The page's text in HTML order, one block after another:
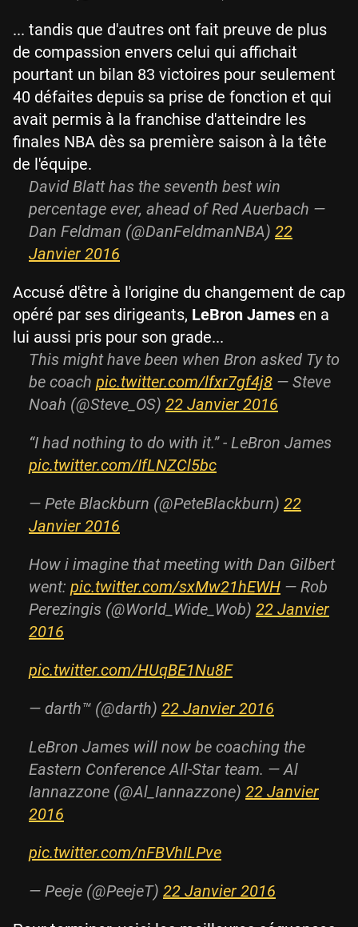
... tandis que d'autres ont fait preuve de plus
de compassion envers celui qui affichait
pourtant un bilan 83 victoires pour seulement
40 défaites depuis sa prise de fonction et qui
avait permis à la franchise d'atteindre les
finales NBA dès sa première saison à la tête
de l'équipe.
David Blatt has the seventh best win
percentage ever, ahead of Red Auerbach —
Dan Feldman (@DanFeldmanNBA) 22
Janvier 2016
Accusé d'être à l'origine du changement de cap
opéré par ses dirigeants, LeBron James en a
lui aussi pris pour son grade...
This might have been when Bron asked Ty to
be coach pic.twitter.com/lfxr7gf4j8 — Steve
Noah (@Steve_OS) 22 Janvier 2016
“I had nothing to do with it.” - LeBron James
pic.twitter.com/IfLNZCl5bc
— Pete Blackburn (@PeteBlackburn) 22
Janvier 2016
How i imagine that meeting with Dan Gilbert
went: pic.twitter.com/sxMw21hEWH — Rob
Perezingis (@World_Wide_Wob) 22 Janvier
2016
pic.twitter.com/HUqBE1Nu8F
— darth™ (@darth) 22 Janvier 2016
LeBron James will now be coaching the
Eastern Conference All-Star team. — Al
Iannazzone (@Al_Iannazzone) 22 Janvier
2016
pic.twitter.com/nFBVhILPve
— Peeje (@PeejeT) 22 Janvier 2016